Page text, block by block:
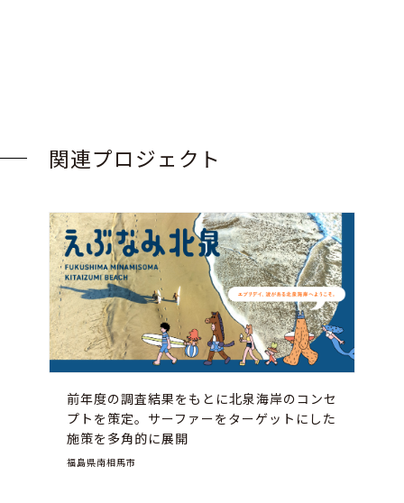
関連プロジェクト
前年度の調査結果をもとに北泉海岸のコンセ
プトを策定。サーファーをターゲットにした
施策を多角的に展開
福島県南相馬市